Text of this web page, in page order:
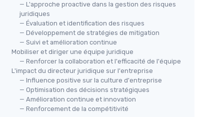
— L'approche proactive dans la gestion des risques
juridiques
— Évaluation et identification des risques
— Développement de stratégies de mitigation
— Suivi et amélioration continue
Mobiliser et diriger une équipe juridique
— Renforcer la collaboration et l'efficacité de l'équipe
L'impact du directeur juridique sur l'entreprise
— Influence positive sur la culture d'entreprise
— Optimisation des décisions stratégiques
— Amélioration continue et innovation
— Renforcement de la compétitivité